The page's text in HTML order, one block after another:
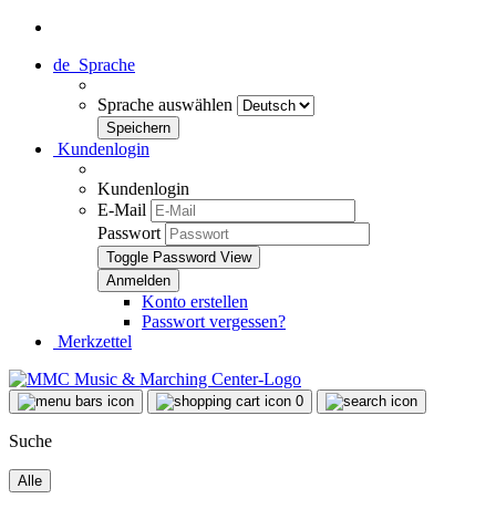
de Sprache
Sprache auswählen
Kundenlogin
Kundenlogin
E-Mail
Passwort
Toggle Password View
Konto erstellen
Passwort vergessen?
Merkzettel
0
Suche
Alle